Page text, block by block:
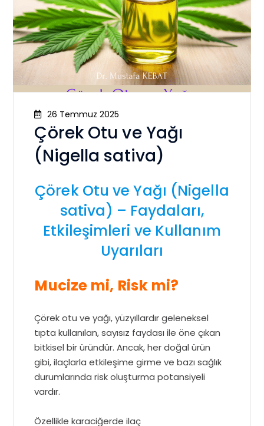
26 Temmuz 2025
Çörek Otu ve Yağı
(Nigella sativa)
Çörek Otu ve Yağı (Nigella
sativa) – Faydaları,
Etkileşimleri ve Kullanım
Uyarıları
Mucize mi, Risk mi?
Çörek otu ve yağı, yüzyıllardır geleneksel
tıpta kullanılan, sayısız faydası ile öne çıkan
bitkisel bir üründür. Ancak, her doğal ürün
gibi, ilaçlarla etkileşime girme ve bazı sağlık
durumlarında risk oluşturma potansiyeli
vardır.
Özellikle karaciğerde ilaç